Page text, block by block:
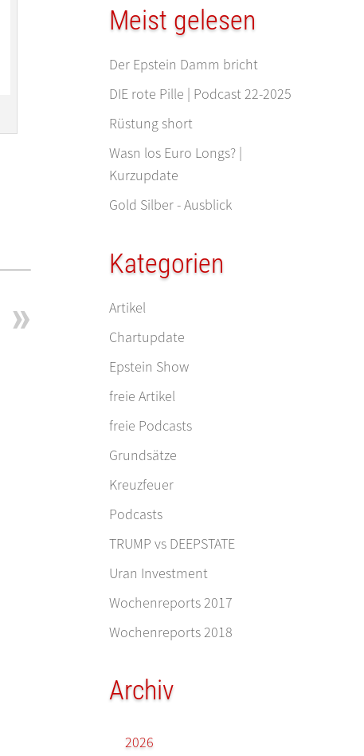
Meist gelesen
Der Epstein Damm bricht
DIE rote Pille | Podcast 22-2025
Rüstung short
Wasn los Euro Longs? |
Kurzupdate
Gold Silber - Ausblick
Kategorien
Artikel
Chartupdate
Epstein Show
freie Artikel
freie Podcasts
Grundsätze
Kreuzfeuer
Podcasts
TRUMP vs DEEPSTATE
Uran Investment
Wochenreports 2017
Wochenreports 2018
Archiv
2026